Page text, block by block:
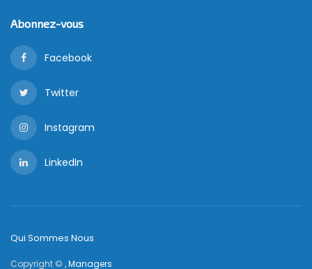
Abonnez-vous
Facebook
Twitter
Instagram
LinkedIn
Qui Sommes Nous
Copyright © ,Managers